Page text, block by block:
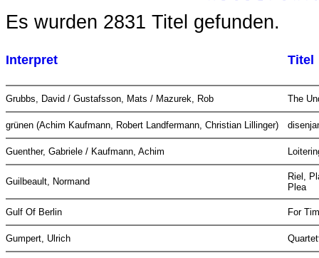
Es wurden 2831 Titel gefunden.
Interpret Titel
Grubbs, David / Gustafsson, Mats / Mazurek, Rob The
grünen (Achim Kaufmann, Robert Landfermann, Christian Lillinger)
Guenther, Gabriele / Kaufmann, Achim
Guilbeault, Normand
Riel,
Plea
Gulf Of Berlin For
Gumpert, Ulrich